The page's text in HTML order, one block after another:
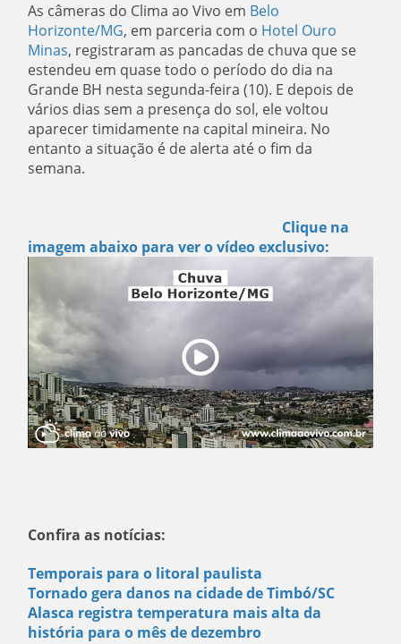
As câmeras do Clima ao Vivo em Belo
Horizonte/MG, em parceria com o Hotel Ouro
Minas, registraram as pancadas de chuva que se
estendeu em quase todo o período do dia na
Grande BH nesta segunda-feira (10). E depois de
vários dias sem a presença do sol, ele voltou
aparecer timidamente na capital mineira. No
entanto a situação é de alerta até o fim da
semana.
Clique na
imagem abaixo para ver o vídeo exclusivo:
Confira as notícias:
Temporais para o litoral paulista
Tornado gera danos na cidade de Timbó/SC
Alasca registra temperatura mais alta da
história para o mês de dezembro